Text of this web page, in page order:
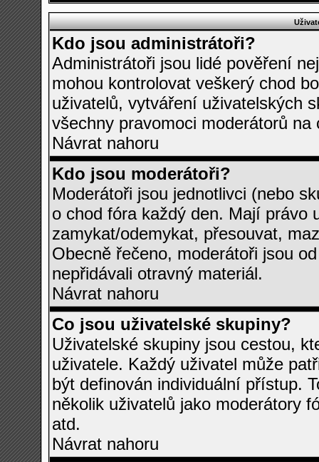
Kdo jsou administrátoři?
Administrátoři jsou lidé pověření
mohou kontrolovat veškerý chod
uživatelů, vytváření uživatelských
všechny pravomoci moderátorů na
Návrat nahoru
Kdo jsou moderátoři?
Moderátoři jsou jednotlivci (nebo
o chod fóra každý den. Mají právo
zamykat/odemykat, přesouvat,
Obecně řečeno, moderátoři jsou
nepřidávali otravný materiál.
Návrat nahoru
Co jsou uživatelské skupiny?
Uživatelské skupiny jsou cestou,
uživatele. Každý uživatel může
být definován individuální přístup.
několik uživatelů jako moderátory
atd.
Návrat nahoru